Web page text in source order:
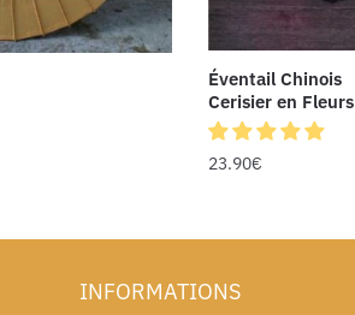
Éventail Chinois
Cerisier en Fleurs
23.90€
INFORMATIONS